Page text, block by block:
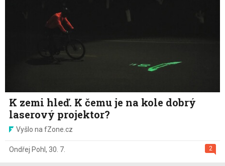
K zemi hleď. K čemu je na kole dobrý
laserový projektor?
Vyšlo na fZone.cz
2
Ondřej Pohl , 30. 7.